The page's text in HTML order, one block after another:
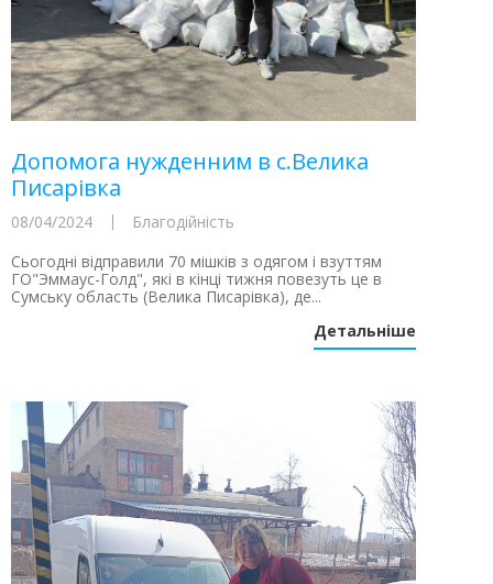
Допомога нужденним в с.Велика
Писарівка
08/04/2024
Благодійність
Сьогодні відправили 70 мішків з одягом і взуттям
ГО"Эммаус-Голд", які в кінці тижня повезуть це в
Сумську область (Велика Писарівка), де...
Детальніше